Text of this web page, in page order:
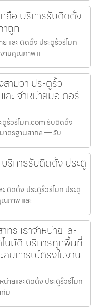
กลือ บริการรับติดตั้ง
าถูก
และ ติดตั้ง ประตูรั้วรีโมท
านคุณภาพ แ
ามวา ประตูรั้ว
ะ จำหน่ายมอเตอร์
ตูรั้วรีโมท.com รับติดตั้ง
มาตรฐานสากล — รับ
ริการรับติดตั้ง ประตู
ติดตั้ง ประตูรั้วรีโมท ประตู
ภาพ และ
ร เราจำหน่ายและ
นมัติ บริการทุกพื้นที่
บการณ์ตรงในงาน
ายและติดตั้ง ประตูรั้วรีโมท
ม